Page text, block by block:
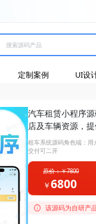
定制案例 UI设
汽车租赁小程序
店及车辆资源，
租车系统源码角色端：用
交付可二开
原价：￥7800
￥6800
该源码为自研产